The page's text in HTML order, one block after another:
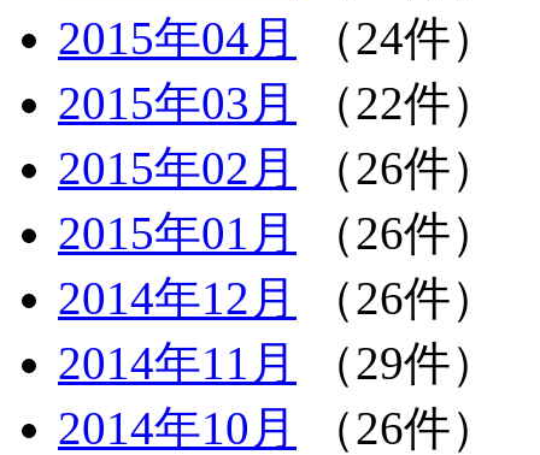
2015年04月
（24件）
2015年03月
（22件）
2015年02月
（26件）
2015年01月
（26件）
2014年12月
（26件）
2014年11月
（29件）
2014年10月
（26件）